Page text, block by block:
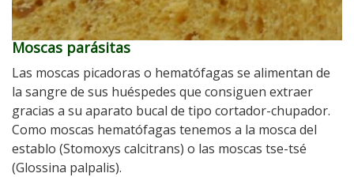
Moscas parásitas
Las moscas picadoras o hematófagas se alimentan de
la sangre de sus huéspedes que consiguen extraer
gracias a su aparato bucal de tipo cortador-chupador.
Como moscas hematófagas tenemos a la mosca del
establo (Stomoxys calcitrans) o las moscas tse-tsé
(Glossina palpalis).